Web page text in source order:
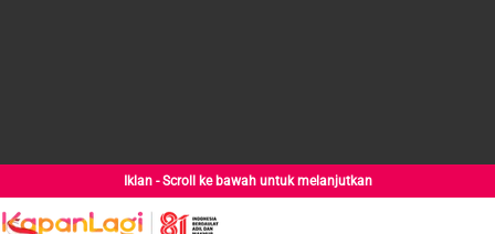
Iklan - Scroll ke bawah untuk melanjutkan